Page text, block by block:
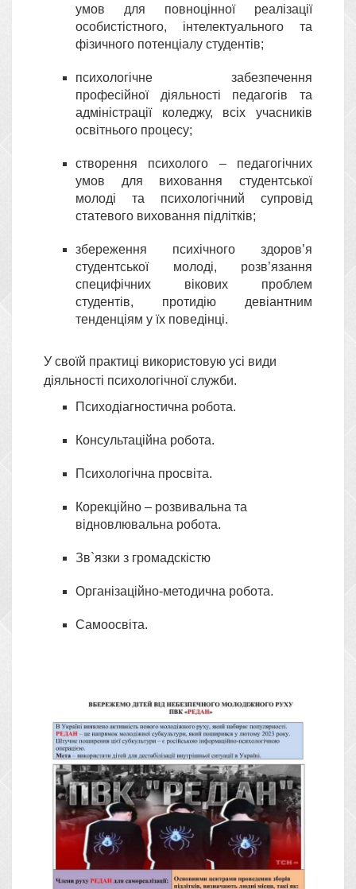
умов для повноцінної реалізації
особистістного, інтелектуального та
фізичного потенціалу студентів;
психологічне забезпечення
професійної діяльності педагогів та
адміністрації коледжу, всіх учасників
освітнього процесу;
створення психолого – педагогічних
умов для виховання студентської
молоді та психологічний супровід
статевого виховання підлітків;
збереження психічного здоров’я
студентської молоді, розв’язання
специфічних вікових проблем
студентів, протидію девіантним
тенденціям у їх поведінці.
У своїй практиці використовую усі види
діяльності психологічної служби.
Психодіагностична робота.
Консультаційна робота.
Психологічна просвіта.
Корекційно – розвивальна та
відновлювальна робота.
Зв`язки з громадскістю
Організаційно-методична робота.
Самоосвіта.